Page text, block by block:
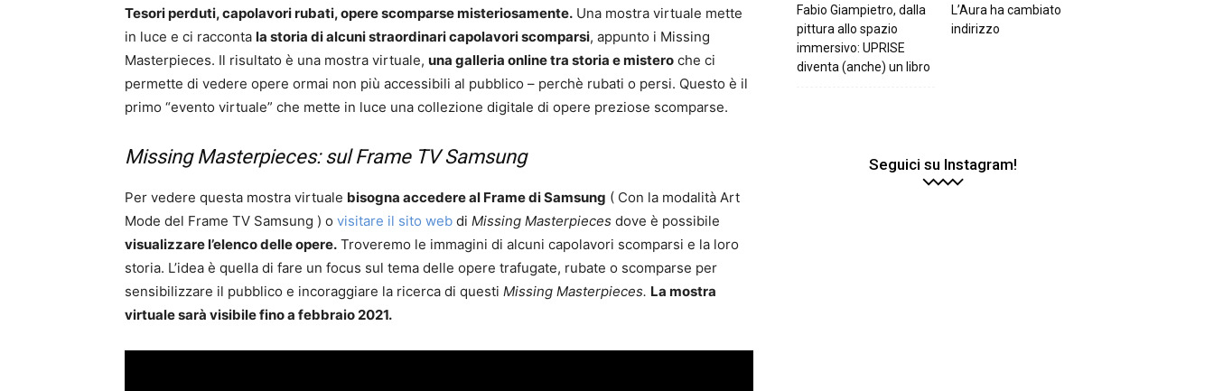
Tesori perduti, capolavori rubati, opere scomparse misteriosamente. Una mostra virtuale mette
in luce e ci racconta la storia di alcuni straordinari capolavori scomparsi, appunto i Missing
Masterpieces. Il risultato è una mostra virtuale, una galleria online tra storia e mistero che ci
permette di vedere opere ormai non più accessibili al pubblico – perchè rubati o persi. Questo è il
primo “evento virtuale” che mette in luce una collezione digitale di opere preziose scomparse.
Missing Masterpieces: sul Frame TV Samsung
Per vedere questa mostra virtuale bisogna accedere al Frame di Samsung ( Con la modalità Art
Mode del Frame TV Samsung ) o visitare il sito web di Missing Masterpieces dove è possibile
visualizzare l’elenco delle opere. Troveremo le immagini di alcuni capolavori scomparsi e la loro
storia. L’idea è quella di fare un focus sul tema delle opere trafugate, rubate o scomparse per
sensibilizzare il pubblico e incoraggiare la ricerca di questi Missing Masterpieces. La mostra
virtuale sarà visibile fino a febbraio 2021.
Fabio Giampietro, dalla
pittura allo spazio
immersivo: UPRISE
diventa (anche) un libro
L’Aura ha cambiato
indirizzo
Seguici su Instagram!